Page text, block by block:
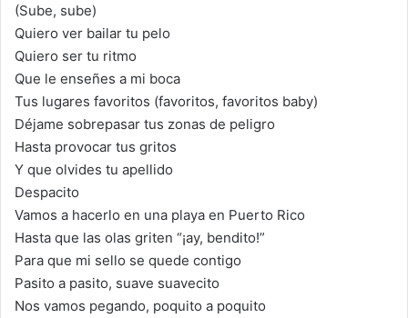
(Sube, sube)
Quiero ver bailar tu pelo
Quiero ser tu ritmo
Que le enseñes a mi boca
Tus lugares favoritos (favoritos, favoritos baby)
Déjame sobrepasar tus zonas de peligro
Hasta provocar tus gritos
Y que olvides tu apellido
Despacito
Vamos a hacerlo en una playa en Puerto Rico
Hasta que las olas griten “¡ay, bendito!”
Para que mi sello se quede contigo
Pasito a pasito, suave suavecito
Nos vamos pegando, poquito a poquito